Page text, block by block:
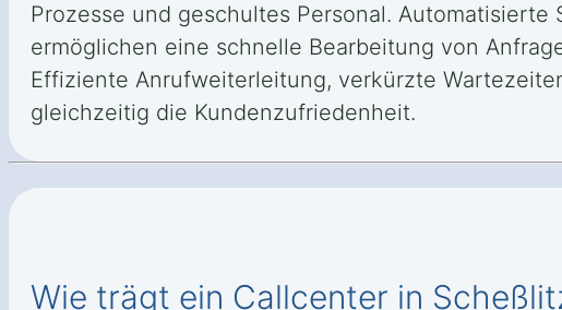
Prozesse und geschultes Personal.
ermöglichen eine schnelle Bearbeitung von
Effiziente Anrufweiterleitung, verkürzte
gleichzeitig die Kundenzufriedenheit.
Wie trägt ein Callcenter in